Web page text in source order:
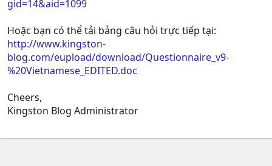
gid=14&aid=1099
Hoặc bạn có thể tải bảng câu hỏi trực tiếp tại:
http://www.kingston-
blog.com/eupload/download/Questionnaire_v9-
%20Vietnamese_EDITED.doc
Cheers,
Kingston Blog Administrator